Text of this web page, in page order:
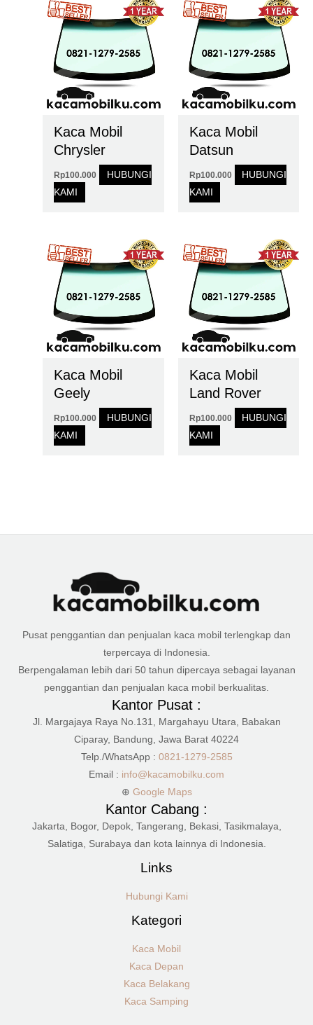
Kaca Mobil
Chrysler
Rp100.000
HUBUNGI
KAMI
Kaca Mobil
Datsun
Rp100.000
HUBUNGI
KAMI
Kaca Mobil
Geely
Rp100.000
HUBUNGI
KAMI
Kaca Mobil
Land Rover
Rp100.000
HUBUNGI
KAMI
Pusat penggantian dan penjualan kaca mobil terlengkap dan
terpercaya di Indonesia.
Berpengalaman lebih dari 50 tahun dipercaya sebagai layanan
penggantian dan penjualan kaca mobil berkualitas.
Kantor Pusat :
Jl. Margajaya Raya No.131, Margahayu Utara, Babakan
Ciparay, Bandung, Jawa Barat 40224
Telp./WhatsApp : 0821-1279-2585
Email : info@kacamobilku.com
⊕ Google Maps
Kantor Cabang :
Jakarta, Bogor, Depok, Tangerang, Bekasi, Tasikmalaya,
Salatiga, Surabaya dan kota lainnya di Indonesia.
Links
Hubungi Kami
Kategori
Kaca Mobil
Kaca Depan
Kaca Belakang
Kaca Samping